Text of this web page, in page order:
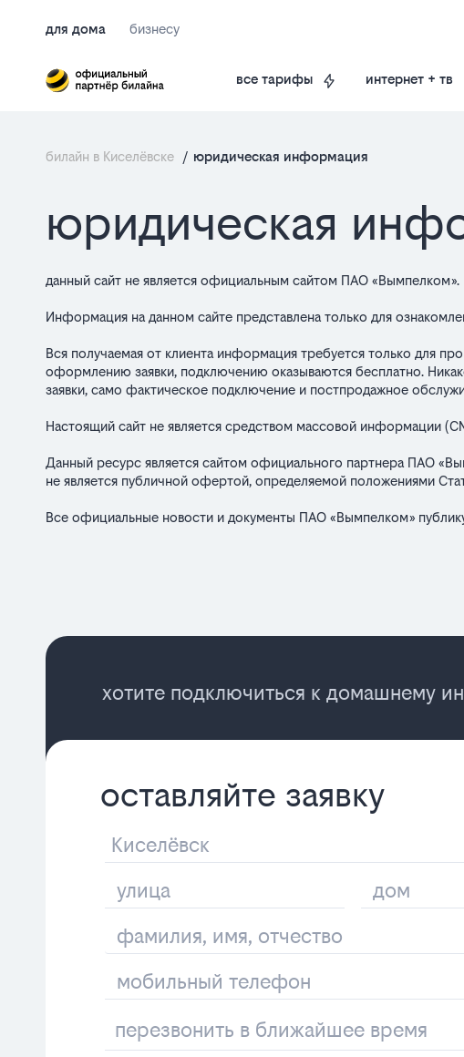
для дома бизнесу
все тарифы интернет + тв
билайн в Киселёвске / юридическая информация
юридическая
положения
данный сайт не является официальным сайтом ПАО «Вымпелком».
Информация на данном сайте представлена только для
Вся получаемая от клиента информация требуется только для
оформлению заявки, подключению оказываются бесплатно.
заявки, само фактическое подключение и постпродажное
Настоящий сайт не является средством массовой информации
Данный ресурс является сайтом официального партнера ПАО
не является публичной офертой, определяемой положениями
Все официальные новости и документы ПАО «Вымпелком»
хотите подключиться к домашнему
оставляйте заявку